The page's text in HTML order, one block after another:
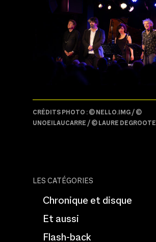
CRÉDITS PHOTO : © NELLO.IMG / ©
UNOEILAUCARRE / © LAURE DEGROOTE
LES CATÉGORIES
Chronique et disque
Et aussi
Flash-back